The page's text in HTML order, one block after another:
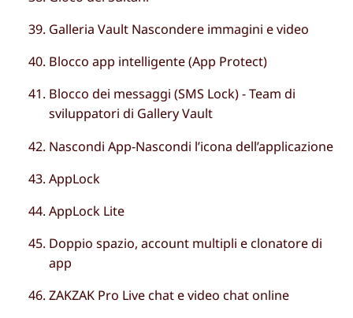
Galleria Vault Nascondere immagini e video
Blocco app intelligente (App Protect)
Blocco dei messaggi (SMS Lock) - Team di
sviluppatori di Gallery Vault
Nascondi App-Nascondi l’icona dell’applicazione
AppLock
AppLock Lite
Doppio spazio, account multipli e clonatore di
app
ZAKZAK Pro Live chat e video chat online